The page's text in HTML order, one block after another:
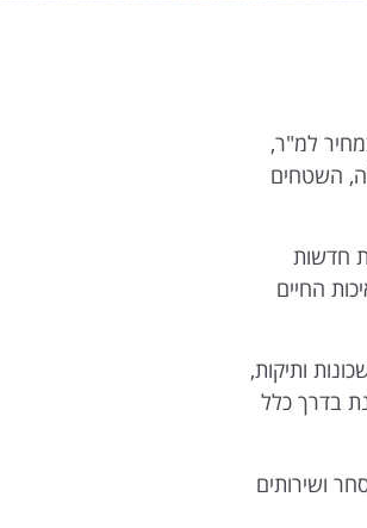
למ"ר,
השטחים
חדשות
החיים
ותיקות,
בדרך כלל
ושירותים